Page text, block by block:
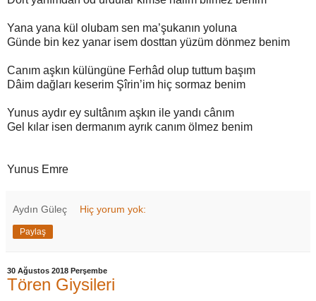
Yana yana kül olubam sen ma’şukanın yoluna
Günde bin kez yanar isem dosttan yüzüm dönmez benim
Canım aşkın külüngüne Ferhâd olup tuttum başım
Dâim dağları keserim Şîrin’im hiç sormaz benim
Yunus aydır ey sultânım aşkın ile yandı cânım
Gel kılar isen dermanım ayrık canım ölmez benim
Yunus Emre
Aydın Güleç Hiç yorum yok:
Paylaş
30 Ağustos 2018 Perşembe
Tören Giysileri